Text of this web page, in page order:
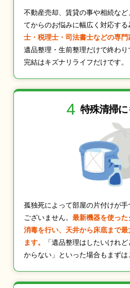
不動産売却、賃貸の事や相続な
てからのお悩みに幅広く対応する
士・税理士・司法書士などの専門
遺品整理・生前整理だけで終わ
完結はキズナリライフだけです。
4 特殊清掃に
孤独死によって部屋の片付けが
ございません。 最新機器を使った
消毒を行い、天井から床底まで
ます。
「遺品整理はしたいけれ
からない」といった場合もまずは